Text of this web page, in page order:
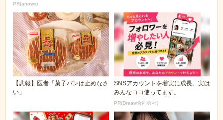
PR(arrows)
【悲報】医者「菓子パンは止めなさ
い」
SNSアカウントを着実に成長。実は
みんなココ使ってます。
PR(Dreaw合同会社)